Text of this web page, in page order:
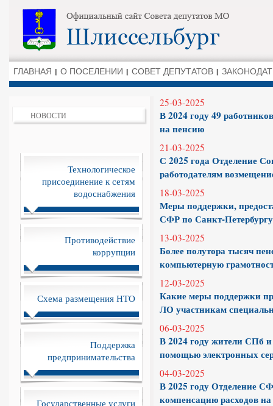
ГЛАВНАЯ О ПОСЕЛЕНИИ СОВЕТ ДЕПУТАТОВ
НОВОСТИ
Технологическое
присоединение к сетям
водоснабжения
Противодействие
коррупции
Схема размещения НТО
Поддержка
предпринимательства
Государственные услуги
25-03-2025
В 2024 году 49
на пенсию
21-03-2025
С 2025 года Отделение
работодателям
18-03-2025
Меры поддержки,
СФР по Санкт-
13-03-2025
Более полутора тысяч
компьютерную
12-03-2025
Какие меры поддержки
ЛО участникам
06-03-2025
В 2024 году жители СПб
помощью электронных
04-03-2025
В 2025 году Отделение
компенсацию расходов